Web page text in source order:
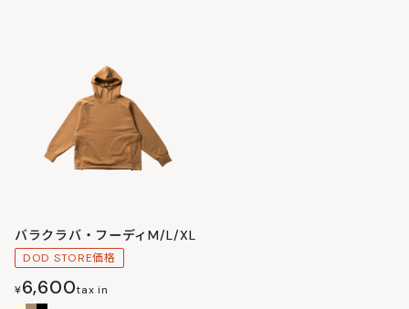
バラクラバ・フーディM/L/XL
DOD STORE価格
¥6,600tax in